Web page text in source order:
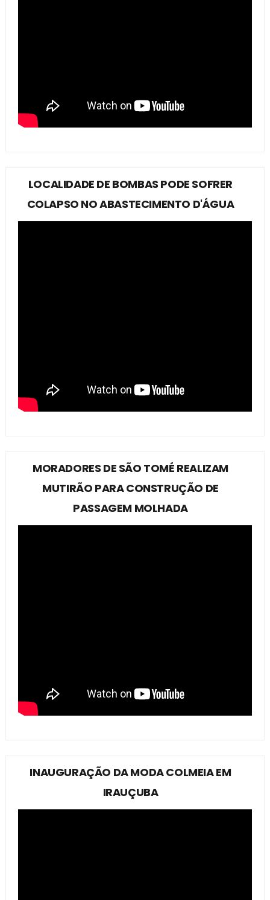
LOCALIDADE DE BOMBAS PODE SOFRER
COLAPSO NO ABASTECIMENTO D'ÁGUA
MORADORES DE SÃO TOMÉ REALIZAM
MUTIRÃO PARA CONSTRUÇÃO DE
PASSAGEM MOLHADA
INAUGURAÇÃO DA MODA COLMEIA EM
IRAUÇUBA